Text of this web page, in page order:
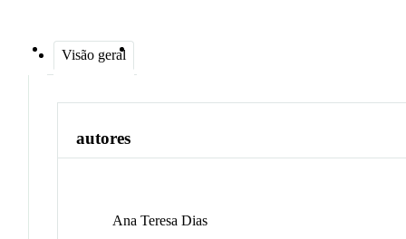
Visão geral
autores
Ana Teresa Dias